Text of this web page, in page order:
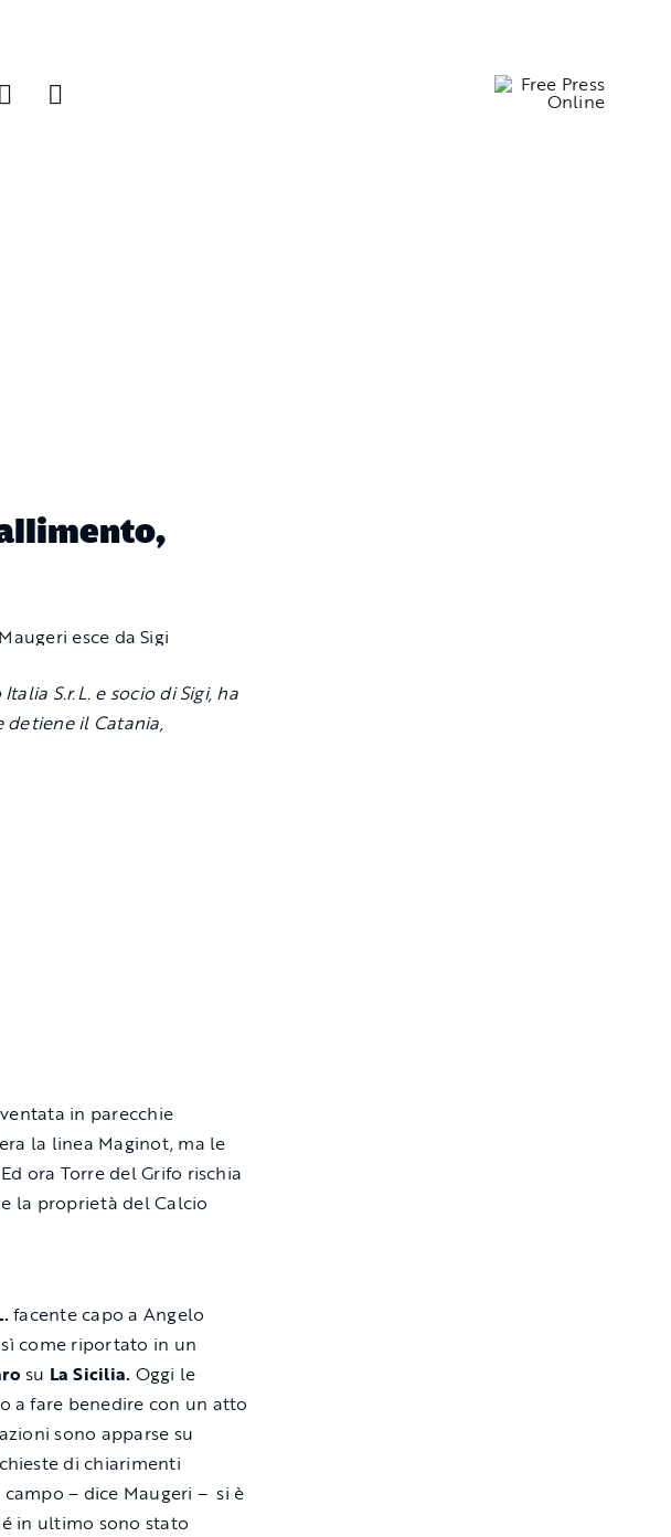
S.r.L. e socio di Sigi, ha
detiene il Catania,
in parecchie
la linea Maginot, ma le
ora Torre del Grifo rischia
la proprietà del Calcio
facente capo a Angelo
come riportato in un
su La Sicilia. Oggi le
a fare benedire con un atto
sono apparse su
di chiarimenti
– dice Maugeri – si è
in ultimo sono stato